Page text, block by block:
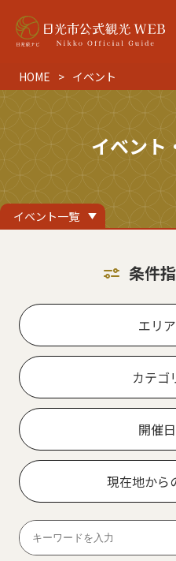
HOME イベント
イベント
イベント一覧
条件
エリ
カテゴ
開催
現在地から